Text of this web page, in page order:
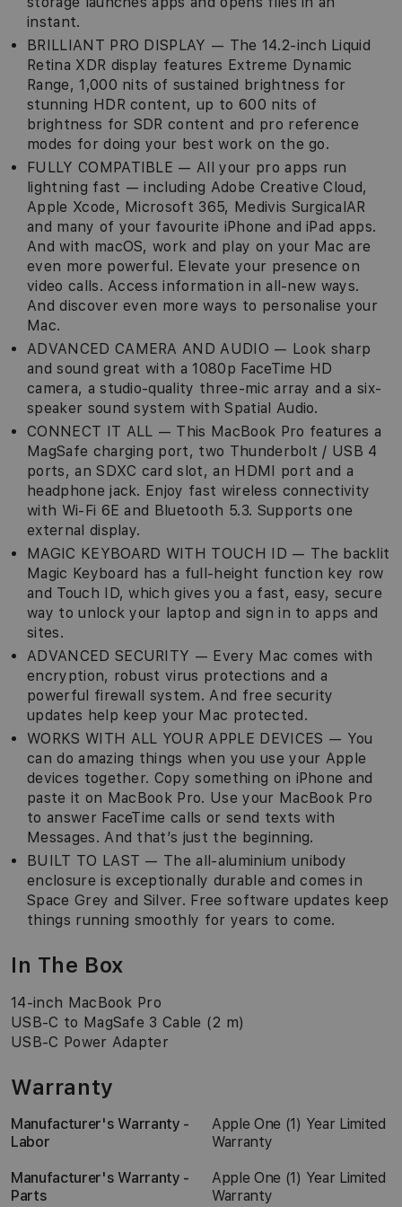
instant.
BRILLIANT PRO DISPLAY — The 14.2-inch Liquid
Retina XDR display features Extreme Dynamic
Range, 1,000 nits of sustained brightness for
stunning HDR content, up to 600 nits of
brightness for SDR content and pro reference
modes for doing your best work on the go.
FULLY COMPATIBLE — All your pro apps run
lightning fast — including Adobe Creative Cloud,
Apple Xcode, Microsoft 365, Medivis SurgicalAR
and many of your favourite iPhone and iPad apps.
And with macOS, work and play on your Mac are
even more powerful. Elevate your presence on
video calls. Access information in all-new ways.
And discover even more ways to personalise your
Mac.
ADVANCED CAMERA AND AUDIO — Look sharp
and sound great with a 1080p FaceTime HD
camera, a studio-quality three-mic array and a six-
speaker sound system with Spatial Audio.
CONNECT IT ALL — This MacBook Pro features a
MagSafe charging port, two Thunderbolt / USB 4
ports, an SDXC card slot, an HDMI port and a
headphone jack. Enjoy fast wireless connectivity
with Wi-Fi 6E and Bluetooth 5.3. Supports one
external display.
MAGIC KEYBOARD WITH TOUCH ID — The backlit
Magic Keyboard has a full-height function key row
and Touch ID, which gives you a fast, easy, secure
way to unlock your laptop and sign in to apps and
sites.
ADVANCED SECURITY — Every Mac comes with
encryption, robust virus protections and a
powerful firewall system. And free security
updates help keep your Mac protected.
WORKS WITH ALL YOUR APPLE DEVICES — You
can do amazing things when you use your Apple
devices together. Copy something on iPhone and
paste it on MacBook Pro. Use your MacBook Pro
to answer FaceTime calls or send texts with
Messages. And that’s just the beginning.
BUILT TO LAST — The all-aluminium unibody
enclosure is exceptionally durable and comes in
Space Grey and Silver. Free software updates keep
things running smoothly for years to come.
In The Box
14-inch MacBook Pro
USB-C to MagSafe 3 Cable (2 m)
USB-C Power Adapter
Warranty
Manufacturer's Warranty -
Labor
Apple One (1) Year Limited
Warranty
Manufacturer's Warranty -
Parts
Apple One (1) Year Limited
Warranty